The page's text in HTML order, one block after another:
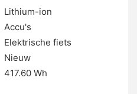
Lithium-ion
Accu's
Elektrische fiets
Nieuw
417.60 Wh